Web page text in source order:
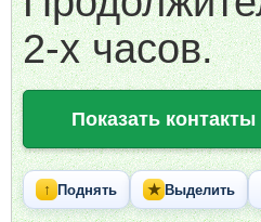
2-х часов.
Показать контакты
↑ Поднять ★ Выделить